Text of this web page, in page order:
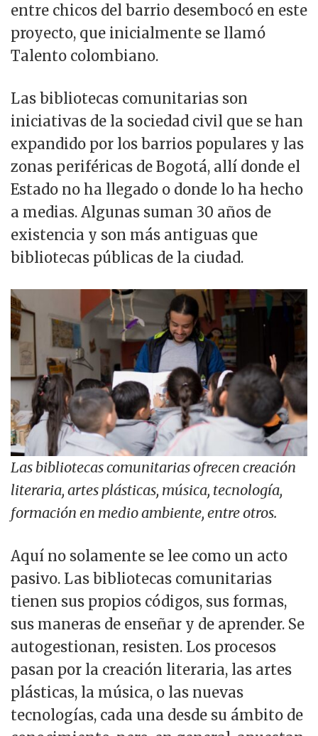
entre chicos del barrio desembocó en este
proyecto, que inicialmente se llamó
Talento colombiano.
Las bibliotecas comunitarias son
iniciativas de la sociedad civil que se han
expandido por los barrios populares y las
zonas periféricas de Bogotá, allí donde el
Estado no ha llegado o donde lo ha hecho
a medias. Algunas suman 30 años de
existencia y son más antiguas que
bibliotecas públicas de la ciudad.
Las bibliotecas comunitarias ofrecen creación
literaria, artes plásticas, música, tecnología,
formación en medio ambiente, entre otros.
Aquí no solamente se lee como un acto
pasivo. Las bibliotecas comunitarias
tienen sus propios códigos, sus formas,
sus maneras de enseñar y de aprender. Se
autogestionan, resisten. Los procesos
pasan por la creación literaria, las artes
plásticas, la música, o las nuevas
tecnologías, cada una desde su ámbito de